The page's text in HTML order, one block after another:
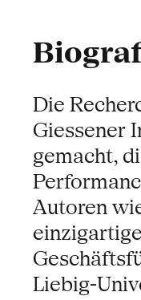
Die
Giessener
gemacht,
Autoren
Liebig-